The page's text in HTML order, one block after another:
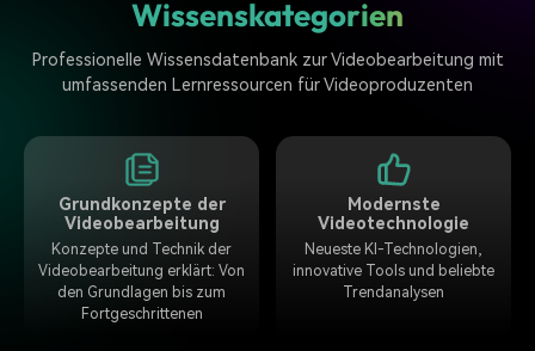
Wissenskategorien
Professionelle Wissensdatenbank zur Videobearbeitung mit
umfassenden Lernressourcen für Videoproduzenten
Grundkonzepte der
Videobearbeitung
Konzepte und Technik der
Videobearbeitung erklärt: Von
den Grundlagen bis zum
Fortgeschrittenen
Modernste
Videotechnologie
Neueste KI-Technologien,
innovative Tools und beliebte
Trendanalysen